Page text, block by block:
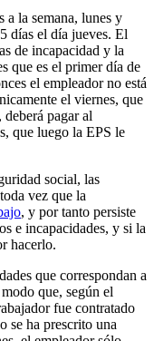
a la semana, lunes y
días el día jueves. El
de incapacidad y la
que es el primer día de
el empleador no está
el viernes, que
deberá pagar al
que luego la EPS le
social, las
vez que la
, y por tanto persiste
e incapacidades, y si la
hacerlo.
que correspondan a
que, según el
fue contratado
se ha prescrito una